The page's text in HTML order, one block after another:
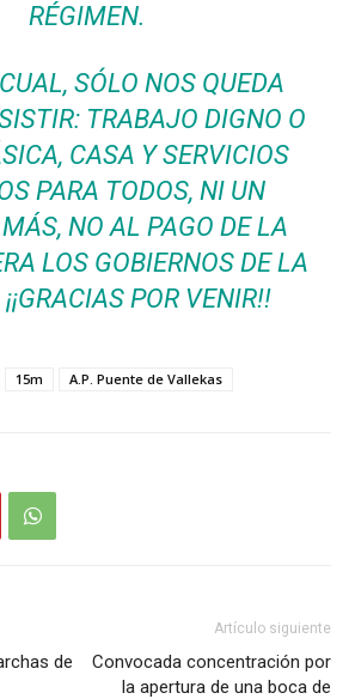
RÉGIMEN.
SÓLO NOS QUEDA
TRABAJO DIGNO O
CASA Y SERVICIOS
PARA TODOS, NI UN
NO AL PAGO DE LA
LOS GOBIERNOS DE LA
POR VENIR!!
15m A.P. Puente de Vallekas
de
Artículo siguiente
Convocada concentración por
la apertura de una boca de